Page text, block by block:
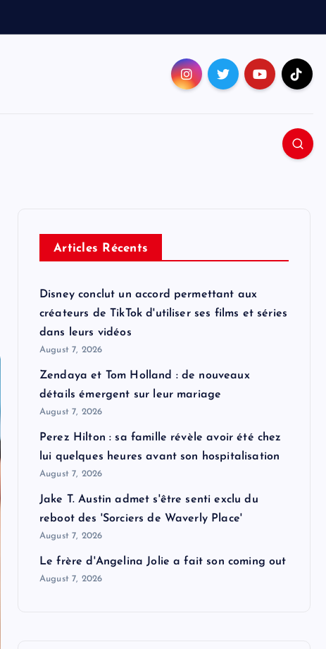
Articles Récents
Disney conclut un accord permettant aux
créateurs de TikTok d'utiliser ses films et séries
dans leurs vidéos
August 7, 2026
Zendaya et Tom Holland : de nouveaux
détails émergent sur leur mariage
August 7, 2026
Perez Hilton : sa famille révèle avoir été chez
lui quelques heures avant son hospitalisation
August 7, 2026
Jake T. Austin admet s'être senti exclu du
reboot des 'Sorciers de Waverly Place'
August 7, 2026
Le frère d'Angelina Jolie a fait son coming out
August 7, 2026